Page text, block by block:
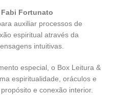
Fortunato
auxiliar processos de
espiritual através da
intuitivas.
especial, o Box Leitura &
espiritualidade, oráculos e
e conexão interior.